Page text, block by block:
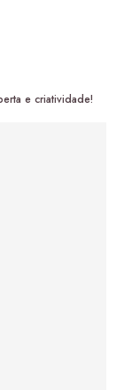
e criatividade!